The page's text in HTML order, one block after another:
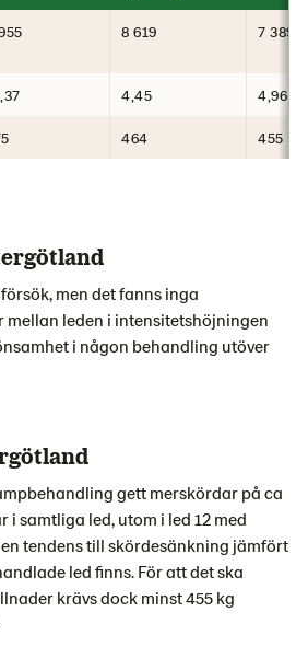
8 619 7 389
4,45 4,96
464 455
men det fanns inga
leden i intensitetshöjningen
i någon behandling utöver
gett merskördar på ca
i samtliga led, utom i led 12 med
tendens till skördesänkning jämfört
led finns. För att det ska
krävs dock minst 455 kg